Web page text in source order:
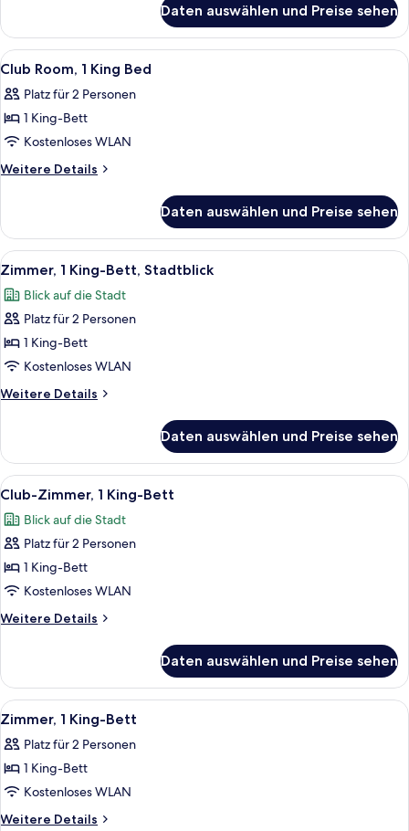
View
anzeigen
1
King
Bed,
View
Daten auswählen und Preise sehen
Alle
Fotos
für
Club
Room,
1
anzeigen
Ein Hotelzimmer mit einem großen
8
Club Room, 1 King Bed
Platz für 2 Personen
1 King-Bett
Kostenloses WLAN
Weitere Details
Weitere
Room,
King
Daten auswählen und Preise sehen
Alle
Fotos
für
Zimmer,
1 King-
Bett,
Stadtblick
anzeigen
Ein Hotelzimmer mit einem großen
9
Zimmer, 1 King-Bett, Stadtblick
Blick auf die Stadt
Platz für 2 Personen
1 King-Bett
Kostenloses WLAN
Weitere Details
Weitere
1 King-
Bett,
Stadtblick
Daten auswählen und Preise sehen
Alle
Fotos
für
Club-
Zimmer,
1 King-
Bett
anzeigen
Ein modernes Hotelzimmer mit
8
Club-Zimmer, 1 King-Bett
Blick auf die Stadt
Platz für 2 Personen
1 King-Bett
Kostenloses WLAN
Weitere Details
Weitere
Zimmer,
1 King-
Bett
Daten auswählen und Preise sehen
Alle
Fotos
für
Zimmer,
1 King-
Bett
Ein Hotelzimmer mit einem großen
7
Zimmer, 1 King-Bett
Platz für 2 Personen
1 King-Bett
Kostenloses WLAN
Weitere Details
Weitere